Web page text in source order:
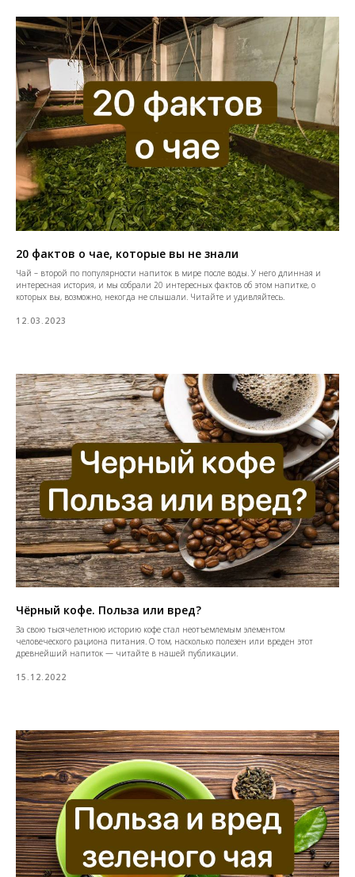
20 фактов о чае, которые вы не знали
Чай – второй по популярности напиток в мире после воды. У него длинная и
интересная история, и мы собрали 20 интересных фактов об этом напитке, о
которых вы, возможно, некогда не слышали. Читайте и удивляйтесь.
12.03.2023
Чёрный кофе. Польза или вред?
За свою тысячелетнюю историю кофе стал неотъемлемым элементом
человеческого рациона питания. О том, насколько полезен или вреден этот
древнейший напиток — читайте в нашей публикации.
15.12.2022